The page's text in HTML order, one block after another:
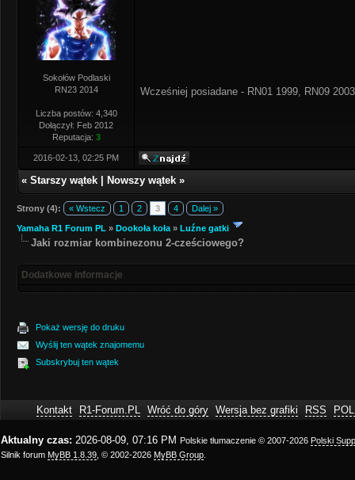
Sokołów Podlaski
RN23 2014
Liczba postów: 4,340
Dołączył: Feb 2012
Reputacja: 3
Wcześniej posiadane - RN01 1999, RN09
2016-02-13, 02:25 PM
« Starszy wątek Nowszy wątek »
Strony (4): « Wstecz 1 2 3 4 Dalej »
Yamaha R1 Forum PL » Dookoła koła » Luźne gatki
Jaki rozmiar kombinezonu 2-cześciowego?
Dodatkowe informacje
Pokaż wersję do druku
Wyślij ten wątek znajomemu
Subskrybuj ten wątek
Kontakt R1-Forum.PL Wróć do góry Wersja bez grafiki RSS
Aktualny czas: 2026-08-09, 07:16 PM Polskie tłumaczenie © 2007-2026 Polski
Silnik forum MyBB 1.8.39 , © 2002-2026 MyBB Group